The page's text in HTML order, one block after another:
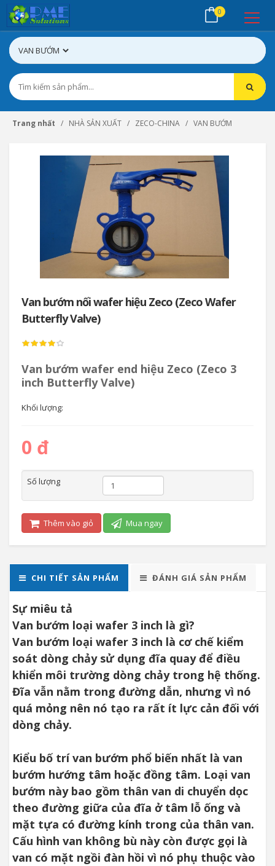
0
Trang nhất NHÀ SẢN XUẤT ZECO-CHINA VAN BƯỚM
Van bướm nối wafer hiệu Zeco (Zeco Wafer
Butterfly Valve)
Van bướm wafer end hiệu Zeco (Zeco 3
inch Butterfly Valve)
Khối lượng:
0 đ
Số lượng
Thêm vào giỏ Mua ngay
CHI TIẾT SẢN PHẨM ĐÁNH GIÁ SẢN PHẨM
Sự miêu tả
Van bướm loại wafer 3 inch là gì?
Van bướm loại wafer 3 inch là cơ chế kiểm
soát dòng chảy sử dụng đĩa quay để điều
khiển môi trường dòng chảy trong hệ thống.
Đĩa vẫn nằm trong đường dẫn, nhưng vì nó
quá mỏng nên nó tạo ra rất ít lực cản đối với
dòng chảy.
Kiểu bố trí van bướm phổ biến nhất là van
bướm hướng tâm hoặc đồng tâm. Loại van
bướm này bao gồm thân van di chuyển dọc
theo đường giữa của đĩa ở tâm lỗ ống và
mặt tựa có đường kính trong của thân van.
Cấu hình van không bù này còn được gọi là
van có mặt ngồi đàn hồi vì nó phụ thuộc vào